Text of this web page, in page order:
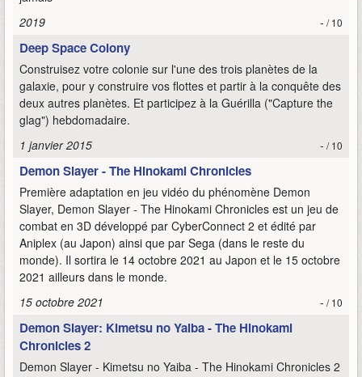
2019
- / 10
Deep Space Colony
Construisez votre colonie sur l'une des trois planètes de la
galaxie, pour y construire vos flottes et partir à la conquête des
deux autres planètes. Et participez à la Guérilla ("Capture the
glag") hebdomadaire.
1 janvier 2015
- / 10
Demon Slayer - The Hinokami Chronicles
Première adaptation en jeu vidéo du phénomène Demon
Slayer, Demon Slayer - The Hinokami Chronicles est un jeu de
combat en 3D développé par CyberConnect 2 et édité par
Aniplex (au Japon) ainsi que par Sega (dans le reste du
monde). Il sortira le 14 octobre 2021 au Japon et le 15 octobre
2021 ailleurs dans le monde.
15 octobre 2021
- / 10
Demon Slayer: Kimetsu no Yaiba - The Hinokami
Chronicles 2
Demon Slayer - Kimetsu no Yaiba - The Hinokami Chronicles 2